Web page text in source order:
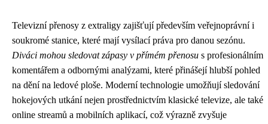
Televizní přenosy z extraligy zajišťují především veřejnoprávní i
soukromé stanice, které mají vysílací práva pro danou sezónu.
Diváci mohou sledovat zápasy v přímém přenosu s profesionálním
komentářem a odbornými analýzami, které přinášejí hlubší pohled
na dění na ledové ploše. Moderní technologie umožňují sledování
hokejových utkání nejen prostřednictvím klasické televize, ale také
online streamů a mobilních aplikací, což výrazně zvyšuje